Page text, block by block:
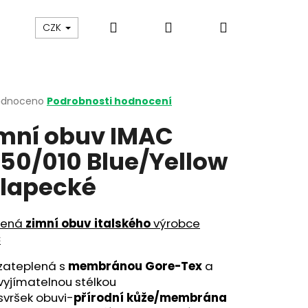
Gumovací pero Legami Jak vybírat
CZK Hledat PřihlášeníNákupní
Podrobnosti hodnocení
obuv IMAC
010 Blue/Yellow
zimní obuv italskéhovýrobce
s membránou Gore-Tex a
stélkou
obuvi-přírodní kůže/membrána